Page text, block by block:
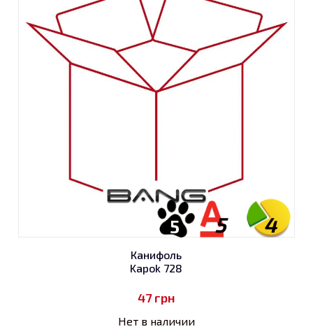
4
5
5
Канифоль
Kapok 728
47грн
Нет в наличии